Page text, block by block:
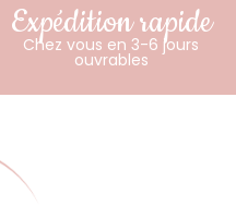
Expédition rapide
Chez vous en 3-6 jours
ouvrables